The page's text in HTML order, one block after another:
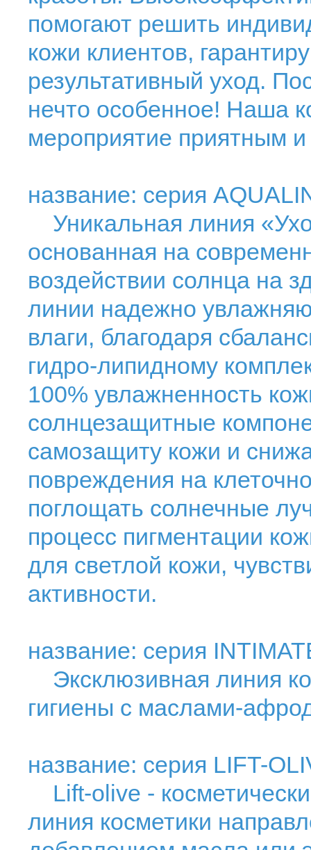
помогают решить
кожи клиентов,
результативный уход.
нечто особенное! Наша
мероприятие приятным
название: серия
Уникальная линия
основанная на
воздействии солнца на
линии надежно
влаги, благодаря
гидро-липидному
100% увлажненность
солнцезащитные
самозащиту кожи и
повреждения на
поглощать солнечные
процесс пигментации
для светлой кожи,
активности.
название: серия
Эксклюзивная линия
гигиены с маслами-
название: серия LIFT-
Lift-olive -
линия косметики